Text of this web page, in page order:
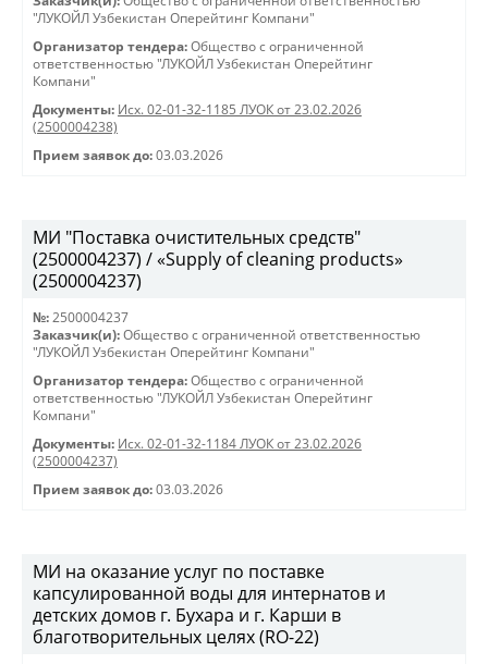
"ЛУКОЙЛ Узбекистан Оперейтинг Компани"
Организатор тендера: Общество с ограниченной
ответственностью "ЛУКОЙЛ Узбекистан Оперейтинг
Компани"
Документы: Исх. 02-01-32-1185 ЛУОК от 23.02.2026
(2500004238)
Прием заявок до: 03.03.2026
МИ "Поставка очистительных средств"
(2500004237) / «Supply of cleaning products»
(2500004237)
№: 2500004237
Заказчик(и): Общество с ограниченной ответственностью
"ЛУКОЙЛ Узбекистан Оперейтинг Компани"
Организатор тендера: Общество с ограниченной
ответственностью "ЛУКОЙЛ Узбекистан Оперейтинг
Компани"
Документы: Исх. 02-01-32-1184 ЛУОК от 23.02.2026
(2500004237)
Прием заявок до: 03.03.2026
МИ на оказание услуг по поставке
капсулированной воды для интернатов и
детских домов г. Бухара и г. Карши в
благотворительных целях (RO-22)